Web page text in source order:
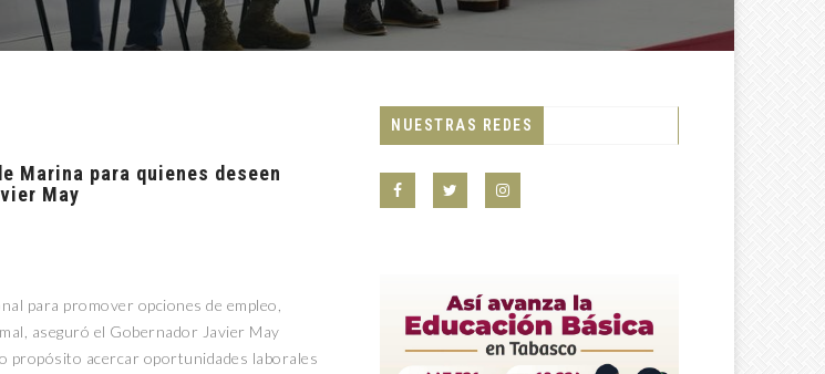
Marina para quienes deseen
May
para promover opciones de empleo,
aseguró el Gobernador Javier May
propósito acercar oportunidades laborales
NUESTRAS REDES